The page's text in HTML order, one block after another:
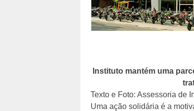
Instituto mantém uma
Texto e Foto: Assessoria de
Uma ação solidária é a